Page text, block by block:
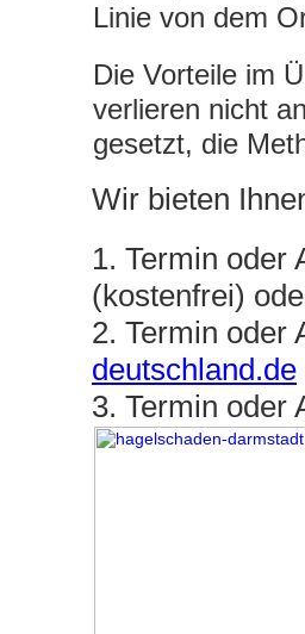
Linie von dem
Die Vorteile im
verlieren nicht
gesetzt, die
Wir bieten
1. Termin oder
(kostenfrei)
2. Termin oder
deutschland.de
3. Termin oder